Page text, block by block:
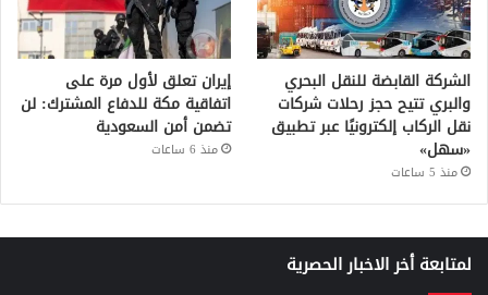
الشركة القابضة للنقل البحري
والبري تتيح حجز رحلات شركات
نقل الركاب إلكترونيًا عبر تطبيق
«سهل»
منذ 5 ساعات
إيران تعلق لأول مرة على
اتفاقية مكة للدفاع المشترك: لن
تضمن أمن السعودية
منذ 6 ساعات
لمتابعة أخر الاخبار الحصرية